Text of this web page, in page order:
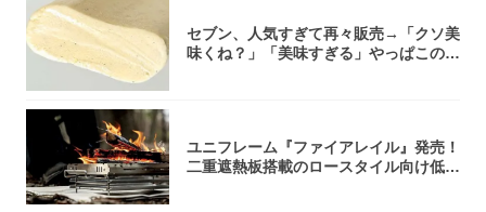
セブン、人気すぎて再々販売→「クソ美
味くね？」「美味すぎる」やっぱこのク
ユニフレーム『ファイアレイル』発売！
二重遮熱板搭載のロースタイル向け低型